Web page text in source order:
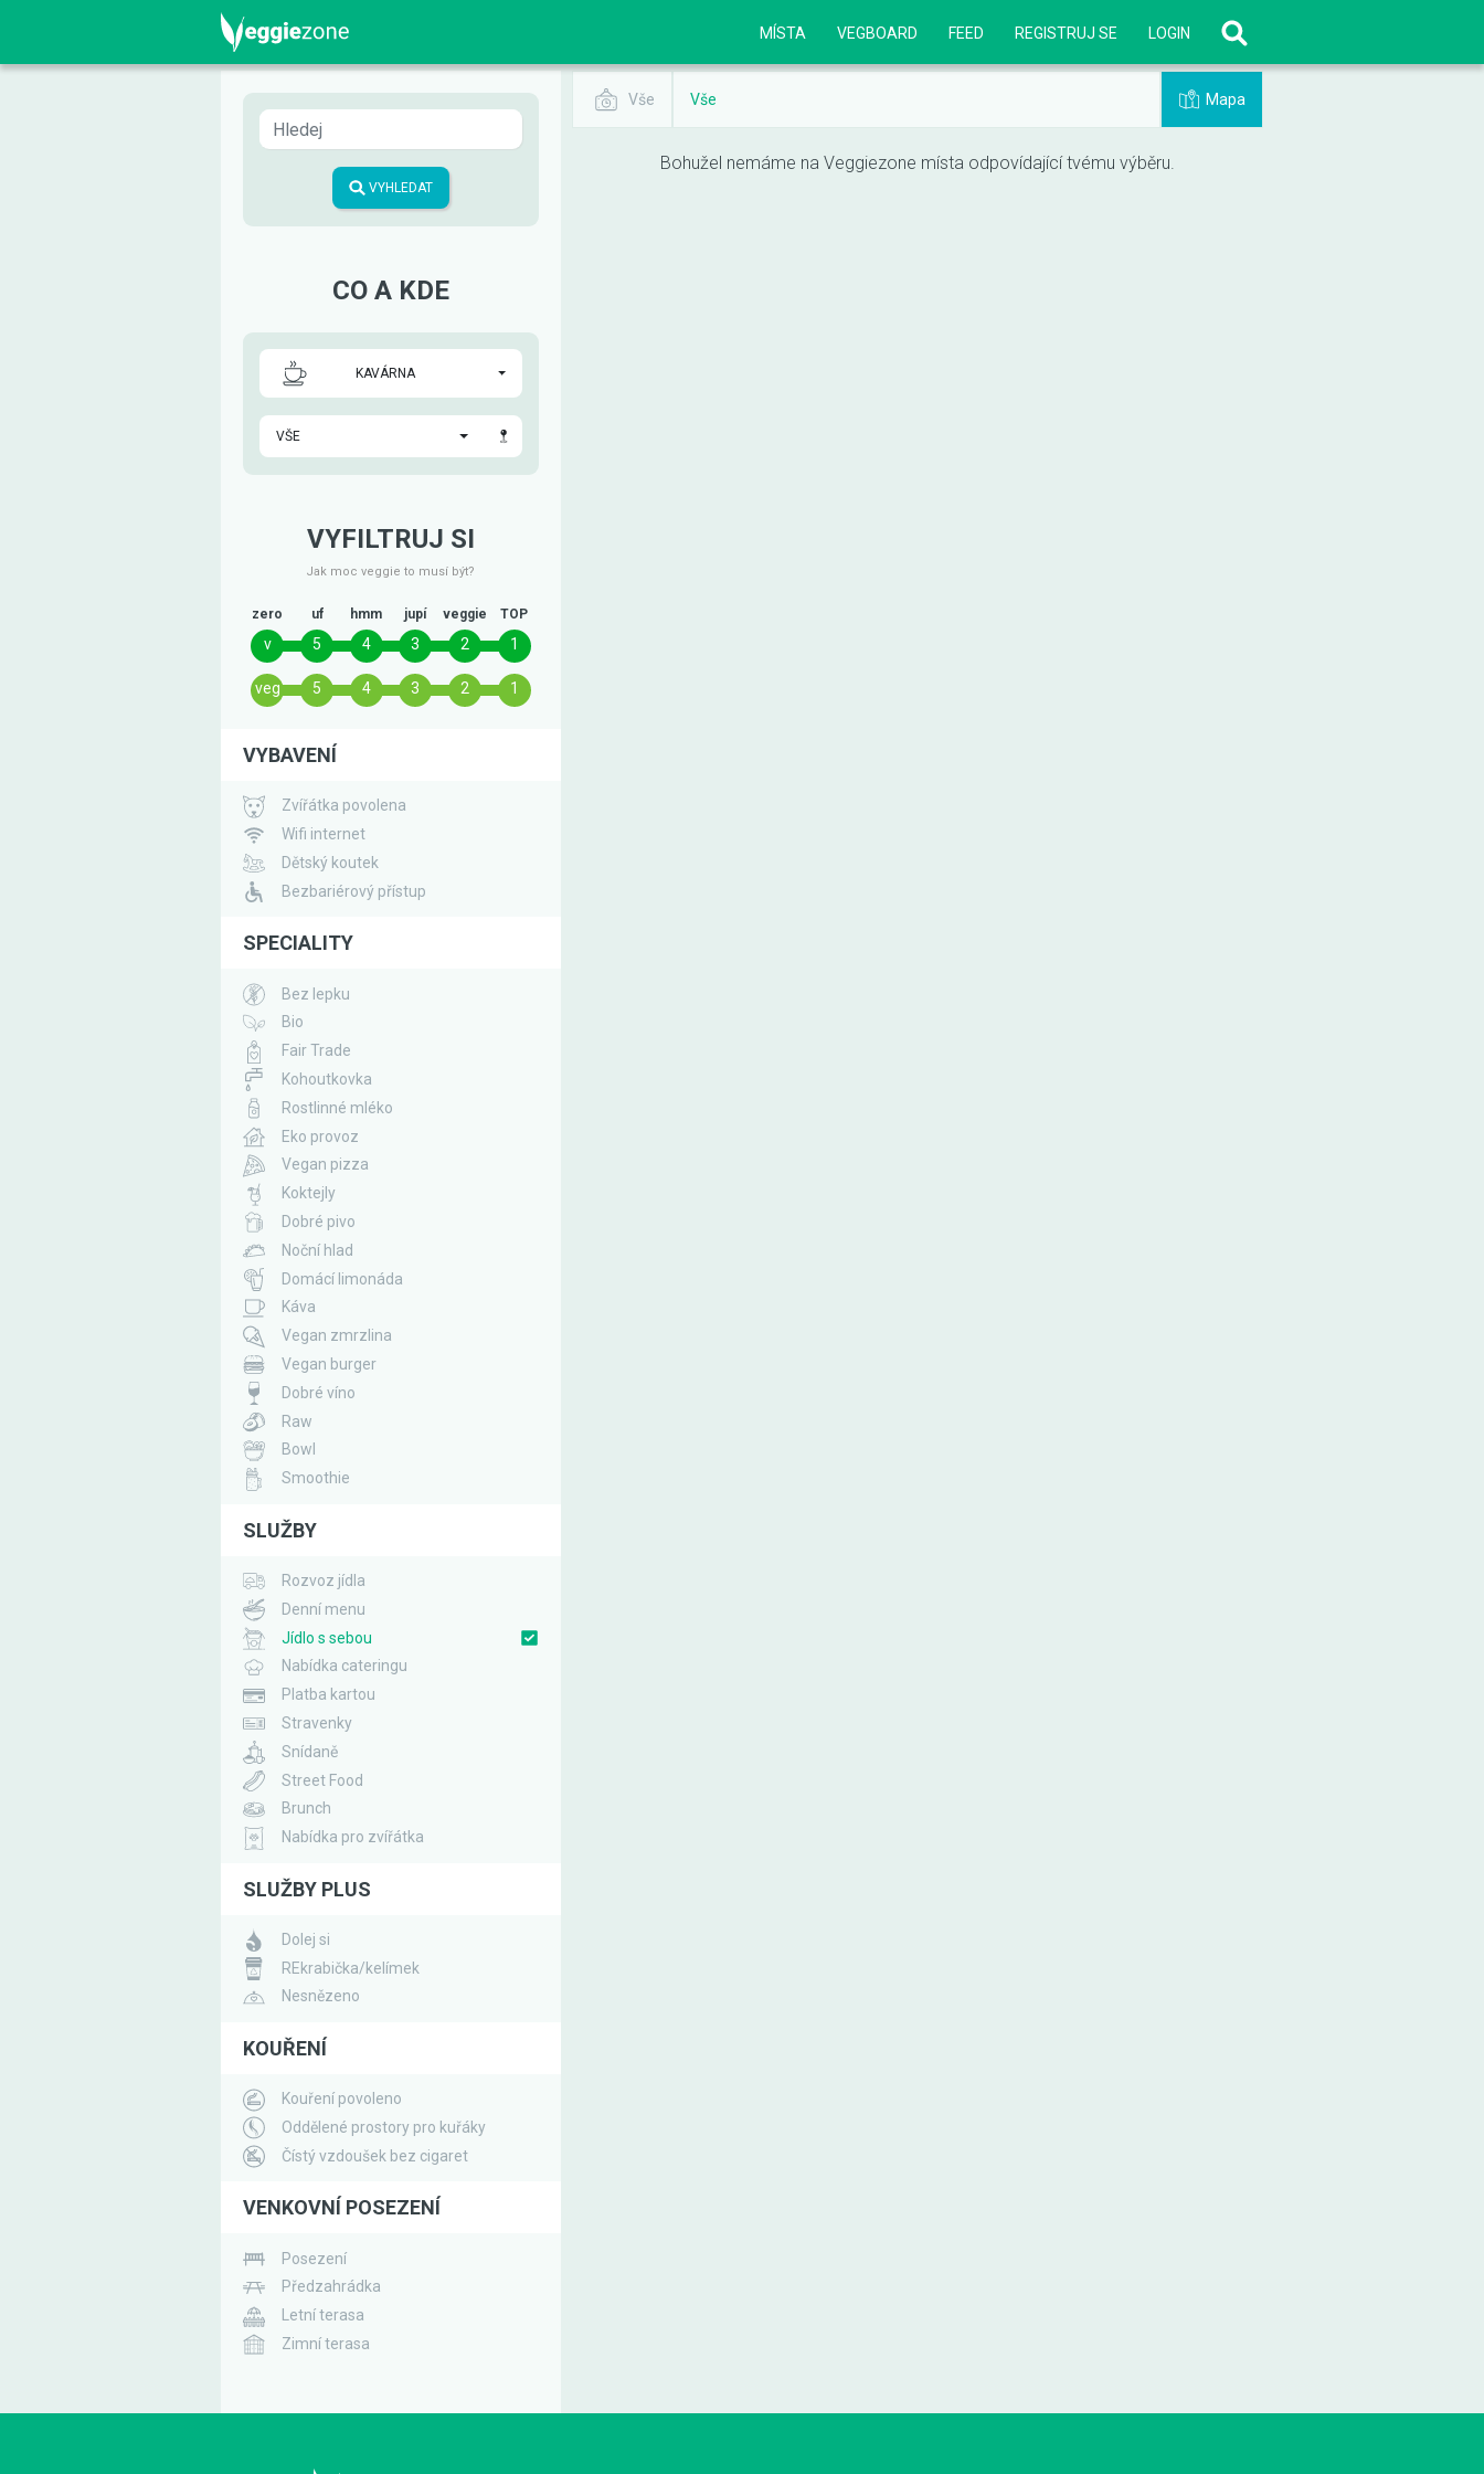
MÍSTA VEGBOARD FEED REGISTRUJ SE LOGIN
VYHLEDAT
CO A KDE
KAVÁRNA
VŠE
VYFILTRUJ SI
Jak moc veggie to musí být?
zero uf hmm jupí veggie TOP
v 5 4 3 2 1
veg 5 4 3 2 1
VYBAVENÍ
Zvířátka povolena
Wifi internet
Dětský koutek
Bezbariérový přístup
SPECIALITY
Bez lepku
Bio
Fair Trade
Kohoutkovka
Rostlinné mléko
Eko provoz
Vegan pizza
Koktejly
Dobré pivo
Noční hlad
Domácí limonáda
Káva
Vegan zmrzlina
Vegan burger
Dobré víno
Raw
Bowl
Smoothie
SLUŽBY
Rozvoz jídla
Denní menu
Jídlo s sebou
Nabídka cateringu
Platba kartou
Stravenky
Snídaně
Street Food
Brunch
Nabídka pro zvířátka
SLUŽBY PLUS
Dolej si
REkrabička/kelímek
Nesnězeno
KOUŘENÍ
Kouření povoleno
Oddělené prostory pro kuřáky
Čístý vzdoušek bez cigaret
VENKOVNÍ POSEZENÍ
Posezení
Předzahrádka
Letní terasa
Zimní terasa
Vše Vše Mapa
Bohužel nemáme na Veggiezone místa odpovídající tvému výběru.